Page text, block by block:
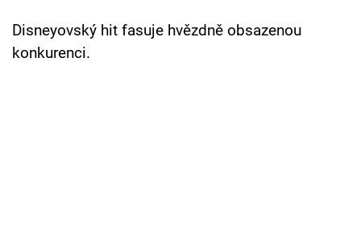
Disneyovský hit fasuje hvězdně obsazenou
konkurenci.